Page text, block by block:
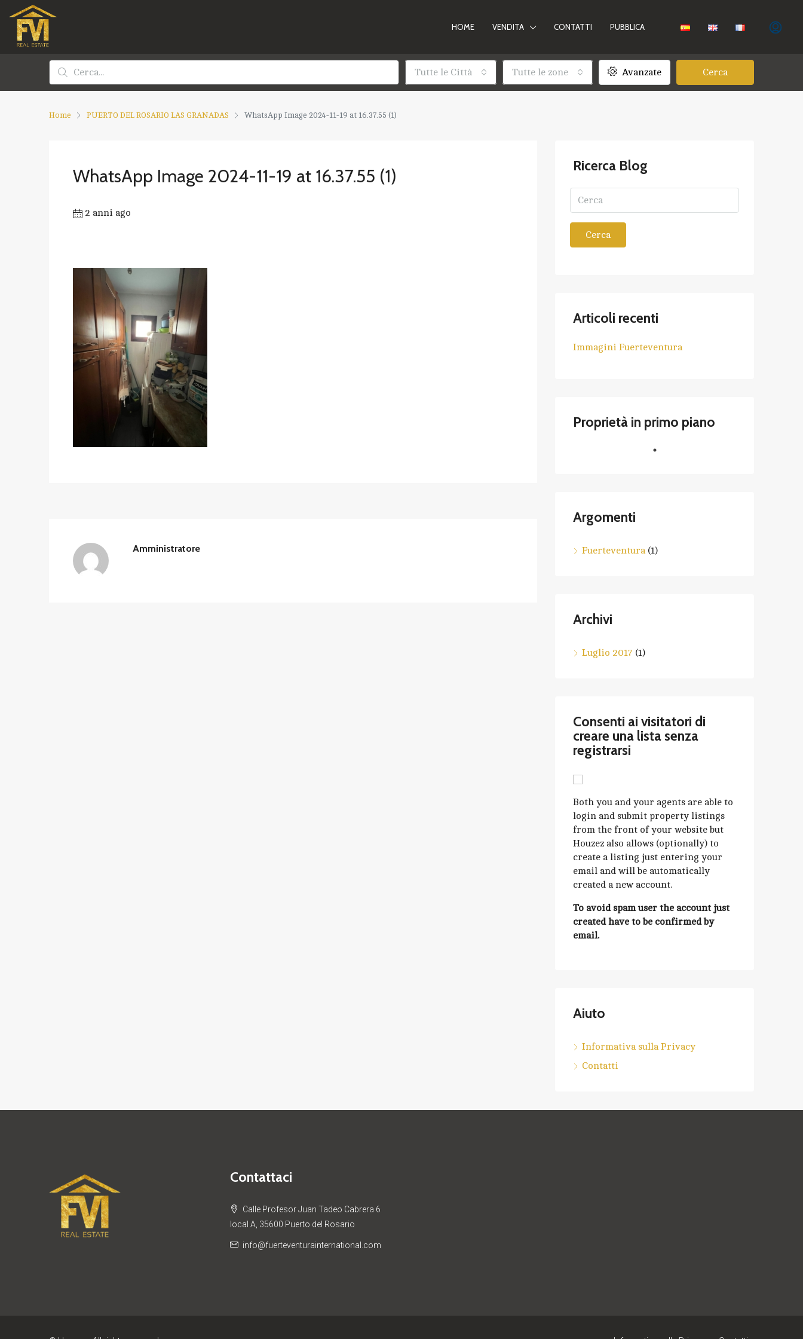
HOME VENDITA CONTATTI PUBBLICA
Tutte le Città Tutte le zone Avanzate Cerca
Home PUERTO DEL ROSARIO LAS GRANADAS WhatsApp Image 2024-11-19 at 16.37.55 (1)
WhatsApp Image 2024-11-19 at 16.37.55 (1)
2 anni ago
Amministratore
Ricerca Blog
Cerca
Articoli recenti
Immagini Fuerteventura
Proprietà in primo piano
Argomenti
Fuerteventura(1)
Archivi
Luglio 2017 (1)
Consenti ai visitatori di
creare una lista senza
registrarsi
Both you and your agents are able to
login and submit property listings
from the front of your website but
Houzez also allows (optionally) to
create a listing just entering your
email and will be automatically
created a new account.
To avoid spam user the account just
created have to be confirmed by
email.
Aiuto
Informativa sulla Privacy
Contatti
Contattaci
Calle Profesor Juan Tadeo Cabrera 6
local A, 35600 Puerto del Rosario
info@fuerteventurainternational.com